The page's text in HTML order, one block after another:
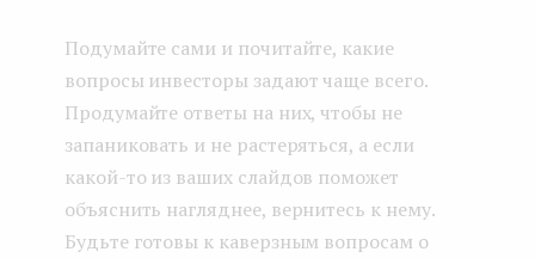
Подумайте сами и почитайте, какие
вопросы инвесторы задают чаще всего.
Продумайте ответы на них, чтобы не
запаниковать и не растеряться, а если
какой-то из ваших слайдов поможет
объяснить нагляднее, вернитесь к нему.
Будьте готовы к каверзным вопросам о